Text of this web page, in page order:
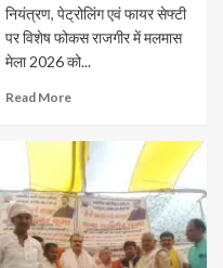
नियंत्रण, पेट्रोलिंग एवं फायर सेफ्टी
पर विशेष फोकस राजगीर में मलमास
मेला 2026 को...
Read More